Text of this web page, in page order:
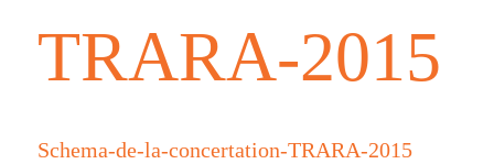
TRARA-2015
Schema-de-la-concertation-TRARA-2015